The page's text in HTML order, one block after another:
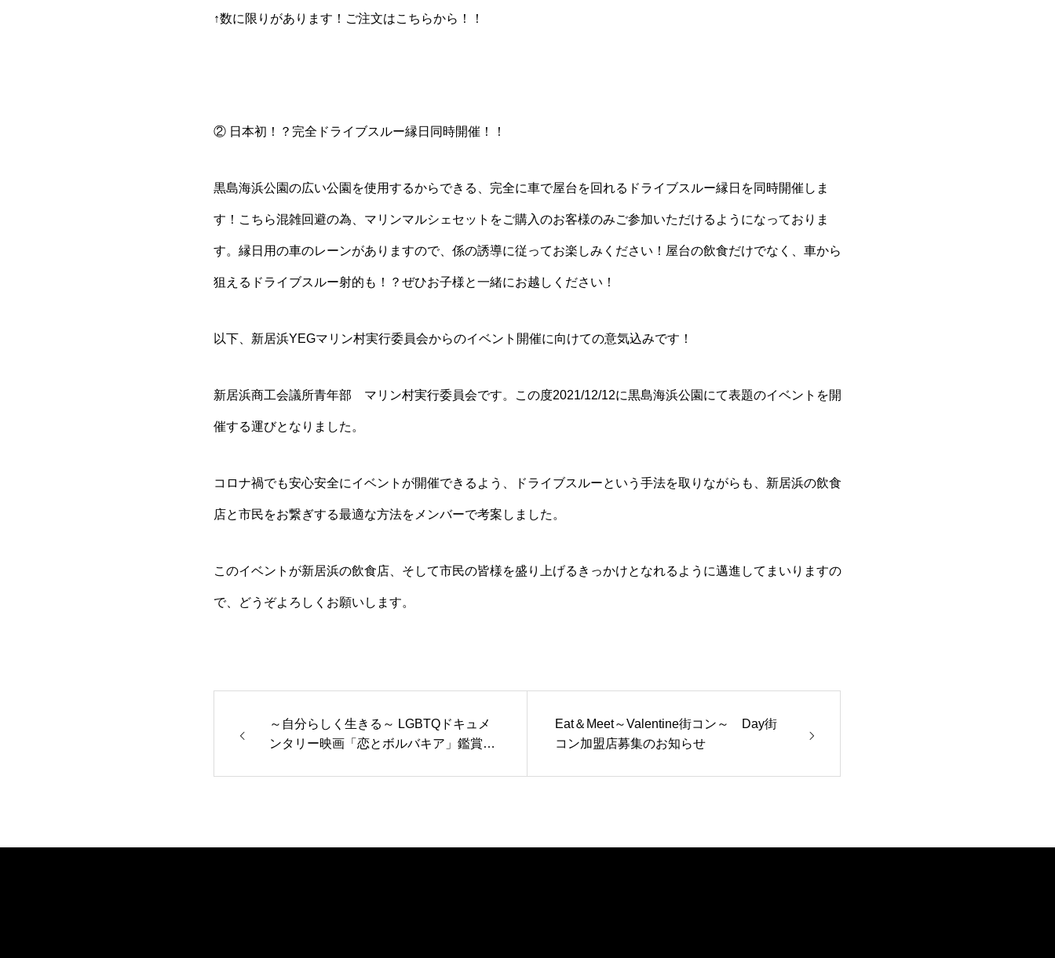
↑数に限りがあります！ご注文はこちらから！！
② 日本初！？完全ドライブスルー縁日同時開催！！
黒島海浜公園の広い公園を使用するからできる、完全に車で屋台を回れるドライブスルー縁日を同時開催しま
す！こちら混雑回避の為、マリンマルシェセットをご購入のお客様のみご参加いただけるようになっておりま
す。縁日用の車のレーンがありますので、係の誘導に従ってお楽しみください！屋台の飲食だけでなく、車から
狙えるドライブスルー射的も！？ぜひお子様と一緒にお越しください！
以下、新居浜YEGマリン村実行委員会からのイベント開催に向けての意気込みです！
新居浜商工会議所青年部 マリン村実行委員会です。この度2021/12/12に黒島海浜公園にて表題のイベントを開
催する運びとなりました。
コロナ禍でも安心安全にイベントが開催できるよう、ドライブスルーという手法を取りながらも、新居浜の飲食
店と市民をお繋ぎする最適な方法をメンバーで考案しました。
このイベントが新居浜の飲食店、そして市民の皆様を盛り上げるきっかけとなれるように邁進してまいりますの
で、どうぞよろしくお願いします。
～自分らしく生きる～ LGBTQドキュメ
ンタリー映画「恋とボルバキア」鑑賞会
Eat＆Meet～Valentine街コン～ Day街
コン加盟店募集のお知らせ